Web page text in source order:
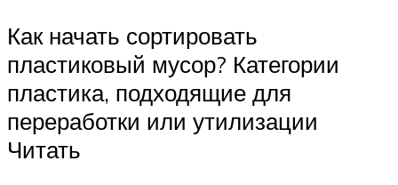
Как начать сортировать
пластиковый мусор? Категории
пластика, подходящие для
переработки или утилизации
Читать